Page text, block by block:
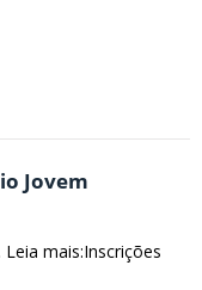
Jovem
mais:Inscrições